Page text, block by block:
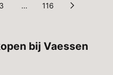
3 … 116
bij Vaessen